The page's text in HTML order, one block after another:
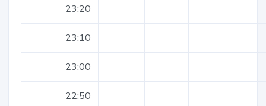
23:20
23:10
23:00
22:50